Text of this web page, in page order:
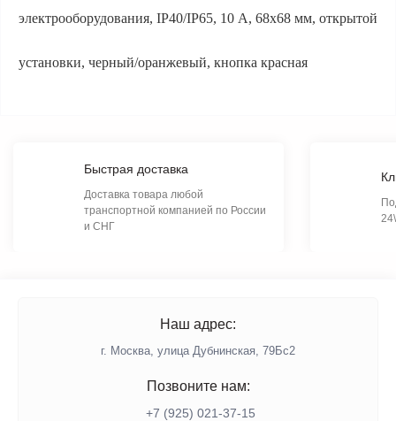
электрооборудования, IP40/IP65, 10 А, 68х68 мм, открытой
установки, черный/оранжевый, кнопка красная
Быстрая доставка
Доставка товара любой
транспортной компанией по России
и СНГ
Наш адрес:
г. Москва, улица Дубнинская, 79Бс2
Позвоните нам:
+7 (925) 021-37-15